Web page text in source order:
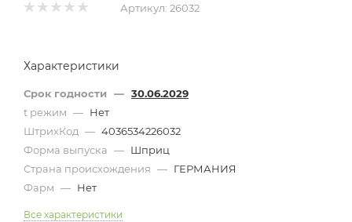
Артикул: 26032
Характеристики
Срок годности — 30.06.2029
t режим — Нет
ШтрихКод — 4036534226032
Форма выпуска — Шприц
Страна происхождения — ГЕРМАНИЯ
Фарм — Нет
Все характеристики